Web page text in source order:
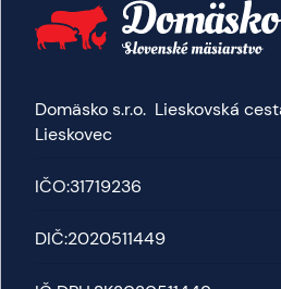
Domäsko s.r.o. Lieskovská
Lieskovec
IČO:31719236
DIČ:2020511449